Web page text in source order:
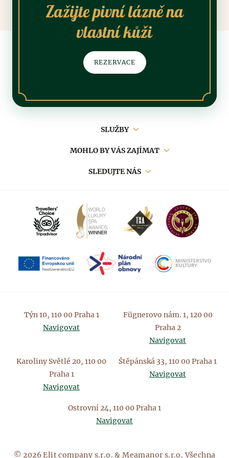
Zažijte pivní lázně na
vlastní kůži
REZERVACE
SLUŽBY
MOHLO BY VÁS ZAJÍMAT
SLEDUJTE NÁS
Týn 10, 110 00 Praha 1
Navigovat
Fügnerovo nám. 1, 120 00
Praha 2
Navigovat
Karoliny Světlé 20, 110 00
Praha 1
Navigovat
Štěpánská 33, 110 00 Praha 1
Navigovat
Ostrovní 24, 110 00 Praha 1
Navigovat
© 2026 Elit company s.r.o. & Meamanor s.r.o. Všechna